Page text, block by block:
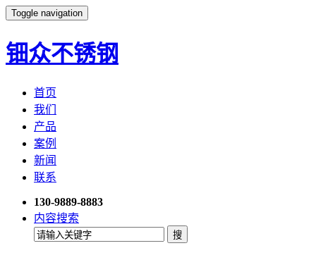
Toggle navigation
钿众不锈钢
首页
我们
产品
案例
新闻
联系
130-9889-8883
内容搜索